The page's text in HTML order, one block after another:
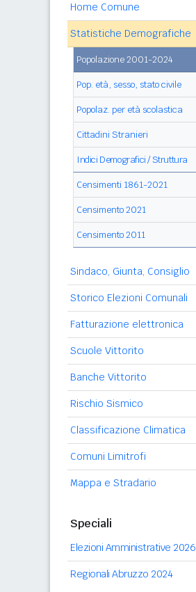
Home Comune
Statistiche Demografiche
Popolazione 2001-2024
Pop. età, sesso, stato civile
Popolaz. per età scolastica
Cittadini Stranieri
Indici Demografici / Struttura
Censimenti 1861-2021
Censimento 2021
Censimento 2011
Sindaco, Giunta, Consiglio
Storico Elezioni Comunali
Fatturazione elettronica
Scuole Vittorito
Banche Vittorito
Rischio Sismico
Classificazione Climatica
Comuni Limitrofi
Mappa e Stradario
Speciali
Elezioni Amministrative 2026
Regionali Abruzzo 2024